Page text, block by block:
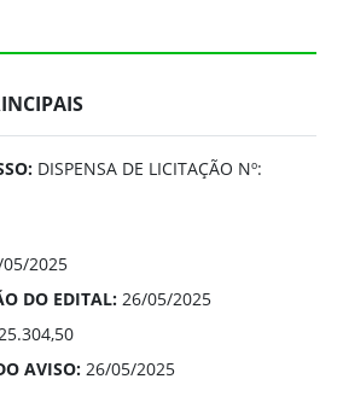
DISPENSA DE LICITAÇÃO Nº:
2025
DO EDITAL: 26/05/2025
AVISO: 26/05/2025